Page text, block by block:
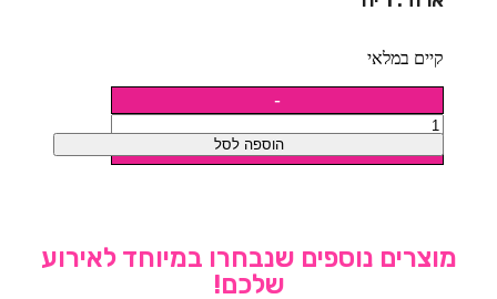
קיים במלאי
הוספה לסל
מוצרים נוספים שנבחרו במיוחד לאירוע
שלכם!